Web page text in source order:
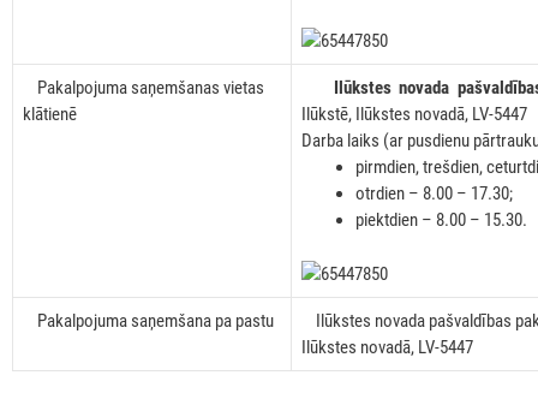
65447850
Pakalpojuma saņemšanas vietas
klātienē
Ilūkstes novada
Ilūkstē, Ilūkstes novadā, LV-5447
Darba laiks (ar pusdienu
pirmdien, trešdien,
otrdien – 8.00 – 17.30;
piektdien – 8.00 – 15.30.
65447850
Pakalpojuma saņemšana pa pastu
Ilūkstes novada pašvaldības
Ilūkstes novadā, LV-5447